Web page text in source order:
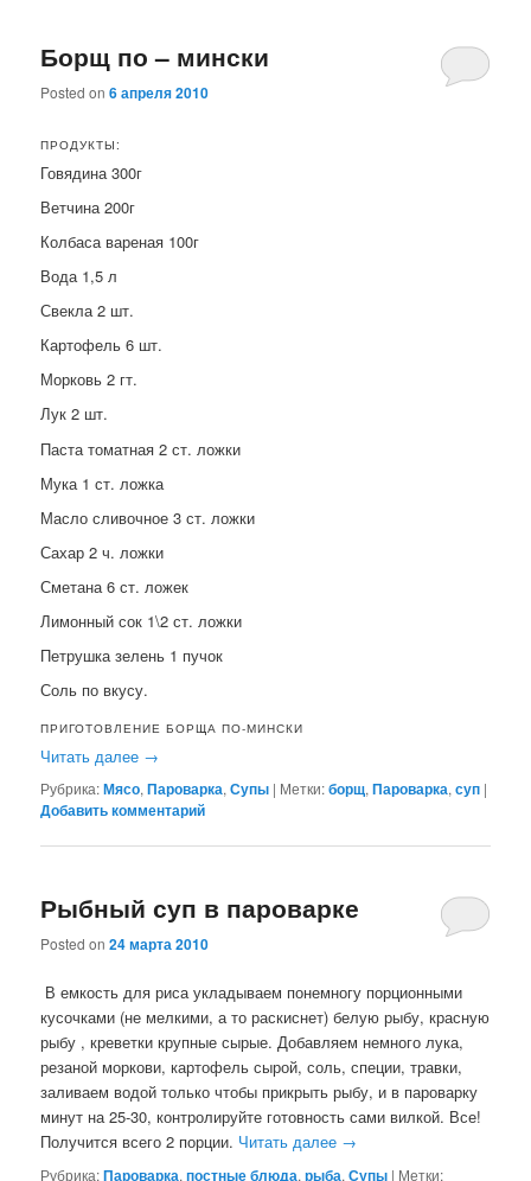
Борщ по – мински
Posted on6 апреля 2010
ПРОДУКТЫ:
Говядина 300г
Ветчина 200г
Колбаса вареная 100г
Вода 1,5 л
Свекла 2 шт.
Картофель 6 шт.
Морковь 2 гт.
Лук 2 шт.
Паста томатная 2 ст. ложки
Мука 1 ст. ложка
Масло сливочное 3 ст. ложки
Сахар 2 ч. ложки
Сметана 6 ст. ложек
Лимонный сок 1\2 ст. ложки
Петрушка зелень 1 пучок
Соль по вкусу.
ПРИГОТОВЛЕНИЕ БОРЩА ПО-МИНСКИ
Читать далее →
Рубрика:Мясо,Пароварка,Супы | Метки:борщ,Пароварка,суп |
Добавить комментарий
Рыбный суп в пароварке
Posted on24 марта 2010
В емкость для риса укладываем понемногу порционными
кусочками (не мелкими, а то раскиснет) белую рыбу, красную
рыбу , креветки крупные сырые. Добавляем немного лука,
резаной моркови, картофель сырой, соль, специи, травки,
заливаем водой только чтобы прикрыть рыбу, и в пароварку
минут на 25-30, контролируйте готовность сами вилкой. Все!
Получится всего 2 порции. Читать далее →
Рубрика:Пароварка,постные блюда,рыба,Супы | Метки: